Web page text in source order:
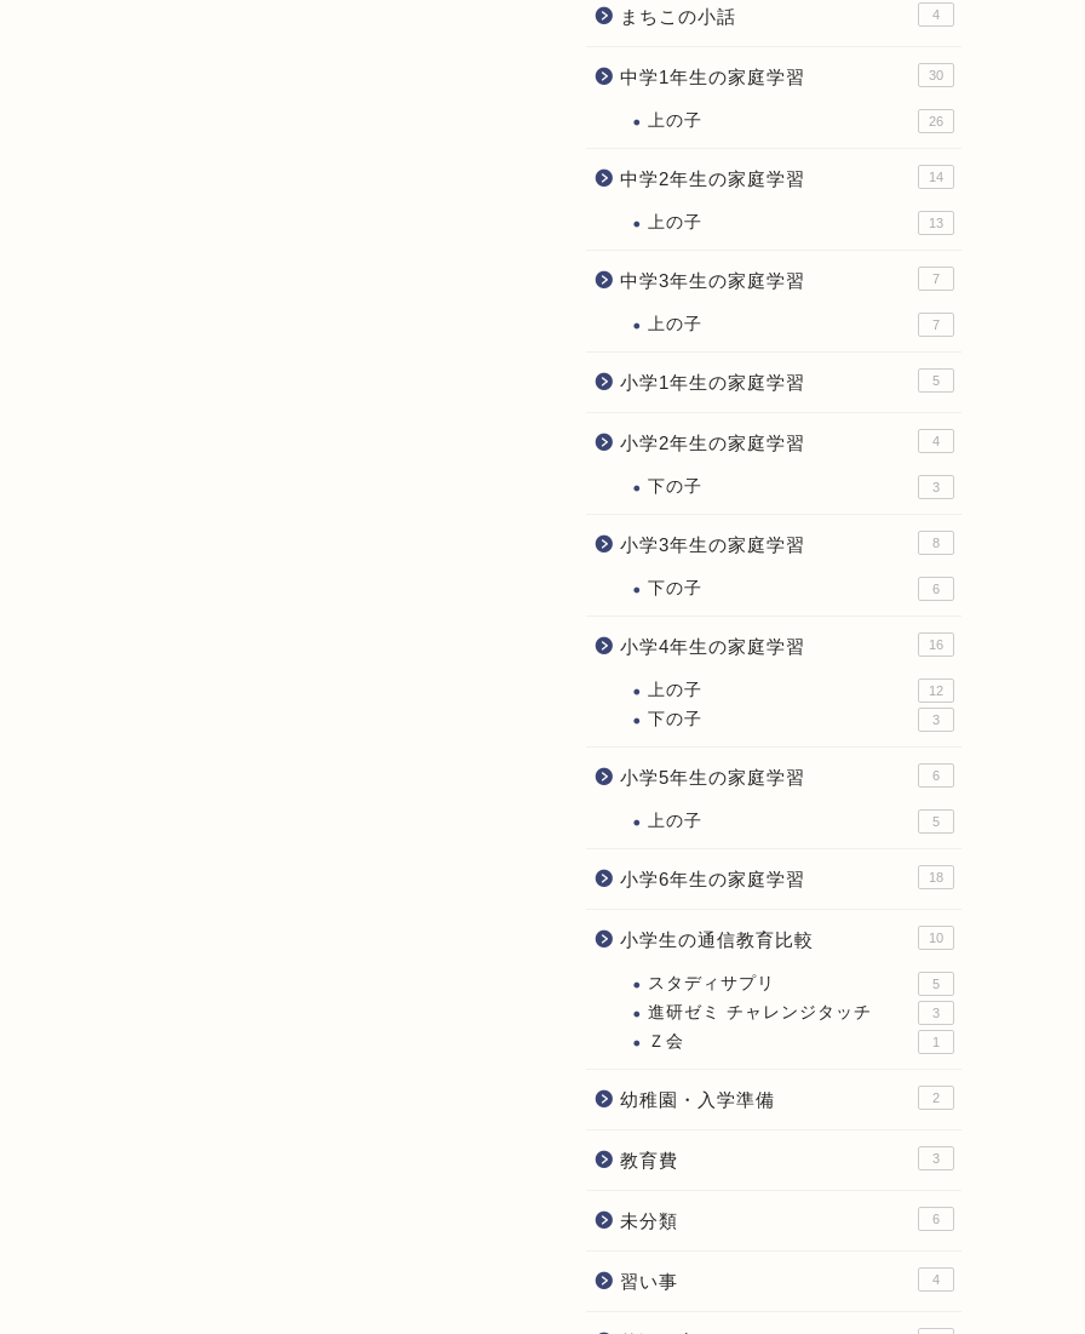
まちこの小話 4
中学1年生の家庭学習 30
上の子 26
中学2年生の家庭学習 14
上の子 13
中学3年生の家庭学習 7
上の子 7
小学1年生の家庭学習 5
小学2年生の家庭学習 4
下の子 3
小学3年生の家庭学習 8
下の子 6
小学4年生の家庭学習 16
上の子 12
下の子 3
小学5年生の家庭学習 6
上の子 5
小学6年生の家庭学習 18
小学生の通信教育比較 10
スタディサプリ 5
進研ゼミ チャレンジタッチ 3
Ｚ会 1
幼稚園・入学準備 2
教育費 3
未分類 6
習い事 4